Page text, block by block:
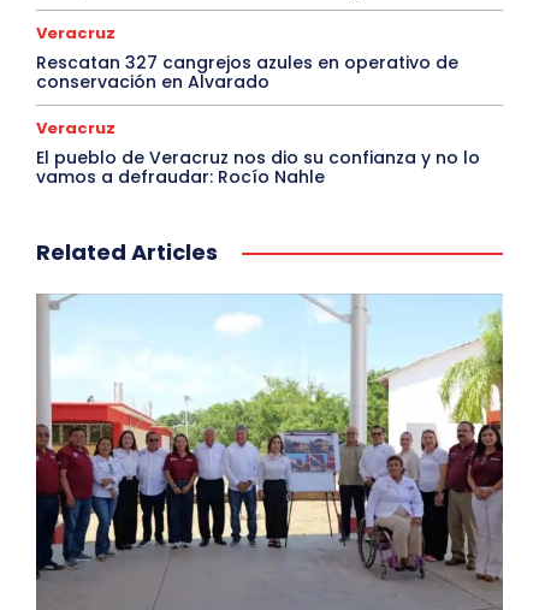
Veracruz
Rescatan 327 cangrejos azules en operativo de
conservación en Alvarado
Veracruz
El pueblo de Veracruz nos dio su confianza y no lo
vamos a defraudar: Rocío Nahle
Related Articles